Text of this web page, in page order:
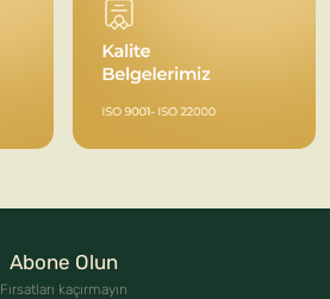
Abone Olun
Fırsatları kaçırmayın